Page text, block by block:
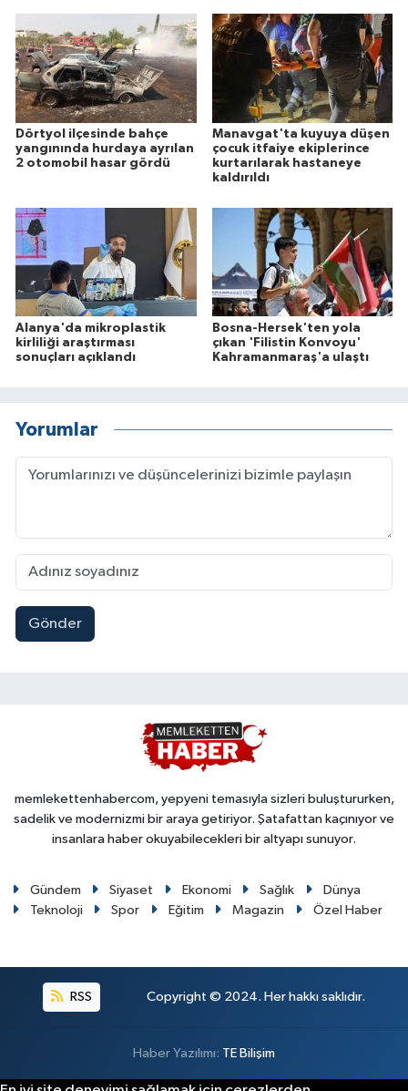
Dörtyol ilçesinde bahçe
yangınında hurdaya ayrılan
2 otomobil hasar gördü
Manavgat'ta kuyuya düşen
çocuk itfaiye ekiplerince
kurtarılarak hastaneye
kaldırıldı
Alanya'da mikroplastik
kirliliği araştırması
sonuçları açıklandı
Bosna-Hersek'ten yola
çıkan 'Filistin Konvoyu'
Kahramanmaraş'a ulaştı
Yorumlar
Gönder
memlekettenhabercom, yepyeni temasıyla sizleri buluştururken,
sadelik ve modernizmi bir araya getiriyor. Şatafattan kaçınıyor ve
insanlara haber okuyabilecekleri bir altyapı sunuyor.
Gündem Siyaset Ekonomi Sağlık
Dünya
Teknoloji
Spor Eğitim Magazin Özel Haber
RSS Copyright © 2024. Her hakkı saklıdır.
Haber Yazılımı: TE Bilişim